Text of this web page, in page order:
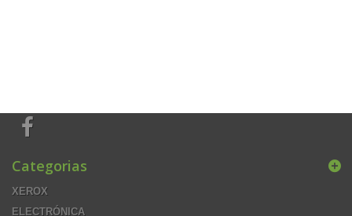
Categorias
XEROX
ELECTRÓNICA